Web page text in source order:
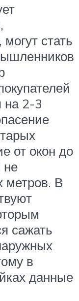
стать
на 2-3
от окон до
не
метров. В
сажать
в
данные